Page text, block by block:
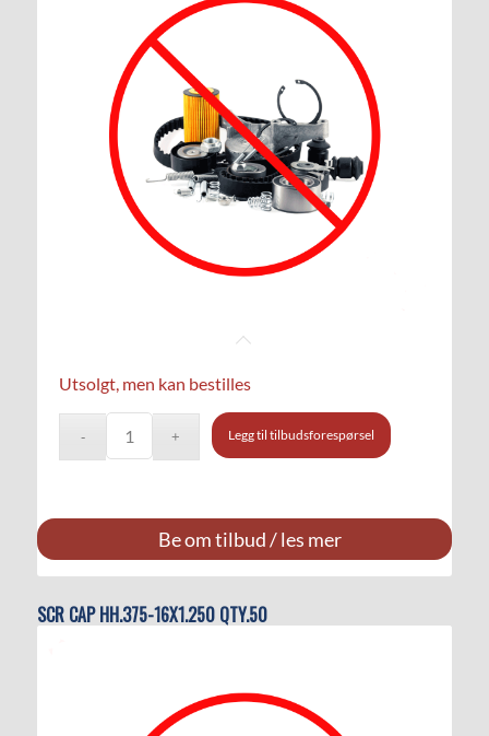
Utsolgt, men kan bestilles
Legg til tilbudsforespørsel
Be om tilbud / les mer
SCR CAP HH.375-16X1.250 QTY.50